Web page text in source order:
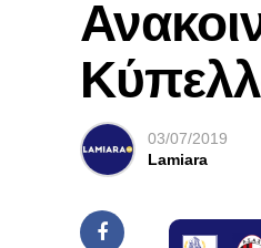
03/07/2019
Lamiara